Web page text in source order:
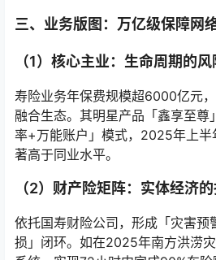
三、业务版图：万亿级保障网
（1）核心主业：生命周期的
寿险业务年保费规模超6000亿元，
融合生态。其明星产品「鑫享至尊
率+万能账户」模式，2025年上半
著高于同业水平。
（2）财产险矩阵：实体经济
依托国寿财险公司，形成「灾害
损」闭环。如在2025年南方洪涝